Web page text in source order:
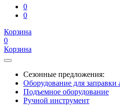
0
0
Корзина
0
Корзина
Сезонные предложения:
Оборудование для заправки
Подъемное оборудование
Ручной инструмент